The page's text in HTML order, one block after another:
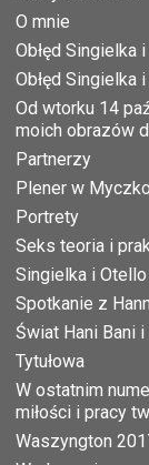
O mnie
Obłęd Singielka
Obłęd Singielka
Od wtorku 14
moich obrazów
Partnerzy
Plener w
Portrety
Seks teoria i
Singielka i
Spotkanie z
Świat Hani Bani
Tytułowa
W ostatnim
miłości i pracy
Waszyngton